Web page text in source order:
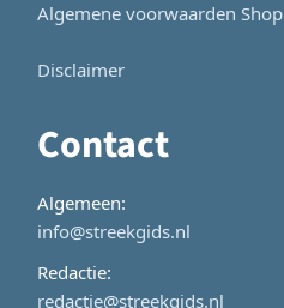
Algemene voorwaarden Shop
Disclaimer
Contact
Algemeen:
info@streekgids.nl
Redactie:
redactie@streekgids.nl